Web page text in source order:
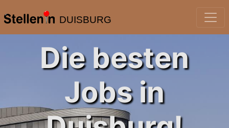
DUISBURG
Die besten
Jobs in